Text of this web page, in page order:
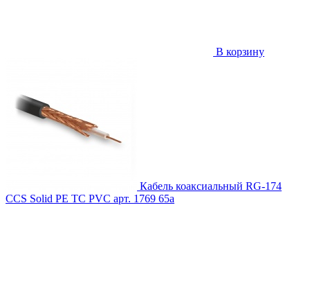
В корзину
Кабель коаксиальный RG-174
CCS Solid PE TC PVC арт. 1769 65a